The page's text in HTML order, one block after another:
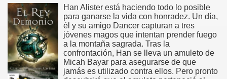
Han Alister está haciendo todo lo posible
para ganarse la vida con honradez. Un día,
él y su amigo Dancer capturan a tres
jóvenes magos que intentan prender fuego
a la montaña sagrada. Tras la
confrontación, Han se lleva un amuleto de
Micah Bayar para asegurarse de que
jamás es utilizado contra ellos. Pero pronto